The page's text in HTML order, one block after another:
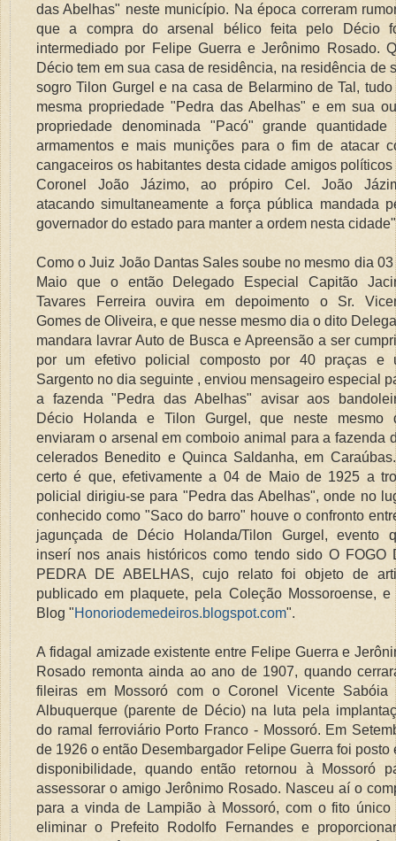
das Abelhas" neste município. Na época correram
que a compra do arsenal bélico feita pelo Décio
intermediado por Felipe Guerra e Jerônimo Rosado.
Décio tem em sua casa de residência, na residência de
sogro Tilon Gurgel e na casa de Belarmino de Tal, tudo
mesma propriedade "Pedra das Abelhas" e em sua
propriedade denominada "Pacó" grande quantidade
armamentos e mais munições para o fim de atacar
cangaceiros os habitantes desta cidade amigos políticos
Coronel João Jázimo, ao própiro Cel. João
atacando simultaneamente a força pública mandada
governador do estado para manter a ordem nesta
Como o Juiz João Dantas Sales soube no mesmo dia 03
Maio que o então Delegado Especial Capitão
Tavares Ferreira ouvira em depoimento o Sr.
Gomes de Oliveira, e que nesse mesmo dia o dito
mandara lavrar Auto de Busca e Apreensão a ser
por um efetivo policial composto por 40 praças e
Sargento no dia seguinte , enviou mensageiro especial
a fazenda "Pedra das Abelhas" avisar aos
Décio Holanda e Tilon Gurgel, que neste mesmo
enviaram o arsenal em comboio animal para a fazenda
celerados Benedito e Quinca Saldanha, em
certo é que, efetivamente a 04 de Maio de 1925 a
policial dirigiu-se para "Pedra das Abelhas", onde no
conhecido como "Saco do barro" houve o confronto
jagunçada de Décio Holanda/Tilon Gurgel, evento
inserí nos anais históricos como tendo sido O FOGO
PEDRA DE ABELHAS, cujo relato foi objeto de
publicado em plaquete, pela Coleção Mossoroense, e
Blog "Honoriodemedeiros.blogspot.com".
A fidagal amizade existente entre Felipe Guerra e
Rosado remonta ainda ao ano de 1907, quando
fileiras em Mossoró com o Coronel Vicente Sabóia
Albuquerque (parente de Décio) na luta pela
do ramal ferroviário Porto Franco - Mossoró. Em
de 1926 o então Desembargador Felipe Guerra foi posto
disponibilidade, quando então retornou à Mossoró
assessorar o amigo Jerônimo Rosado. Nasceu aí o
para a vinda de Lampião à Mossoró, com o fito único
eliminar o Prefeito Rodolfo Fernandes e